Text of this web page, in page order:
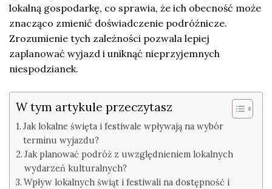
lokalną gospodarkę, co sprawia, że ich obecność może
znacząco zmienić doświadczenie podróżnicze.
Zrozumienie tych zależności pozwala lepiej
zaplanować wyjazd i uniknąć nieprzyjemnych
niespodzianek.
W tym artykule przeczytasz
Jak lokalne święta i festiwale wpływają na wybór
terminu wyjazdu?
Jak planować podróż z uwzględnieniem lokalnych
wydarzeń kulturalnych?
Wpływ lokalnych świąt i festiwali na dostępność i